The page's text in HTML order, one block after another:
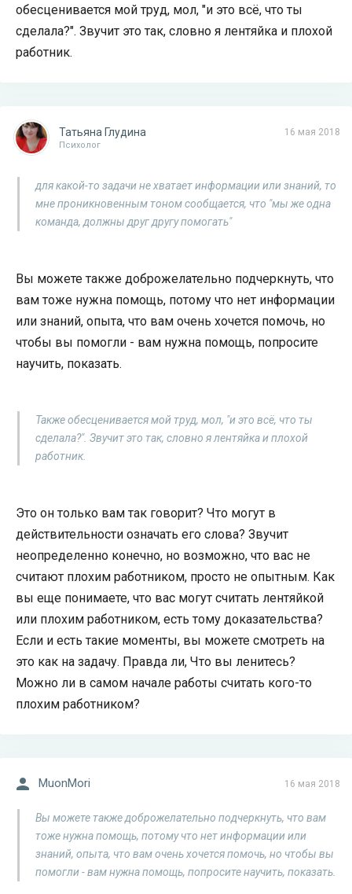
обесценивается мой труд, мол, "и это всё, что ты
сделала?". Звучит это так, словно я лентяйка и плохой
работник.
16 мая 2018
Татьяна Глудина
Психолог
для какой-то задачи не хватает информации или знаний, то
мне проникновенным тоном сообщается, что "мы же одна
команда, должны друг другу помогать"
Вы можете также доброжелательно подчеркнуть, что
вам тоже нужна помощь, потому что нет информации
или знаний, опыта, что вам очень хочется помочь, но
чтобы вы помогли - вам нужна помощь, попросите
научить, показать.
Также обесценивается мой труд, мол, "и это всё, что ты
сделала?". Звучит это так, словно я лентяйка и плохой
работник.
Это он только вам так говорит? Что могут в
действительности означать его слова? Звучит
неопределенно конечно, но возможно, что вас не
считают плохим работником, просто не опытным. Как
вы еще понимаете, что вас могут считать лентяйкой
или плохим работником, есть тому доказательства?
Если и есть такие моменты, вы можете смотреть на
это как на задачу. Правда ли, Что вы ленитесь?
Можно ли в самом начале работы считать кого-то
плохим работником?
16 мая 2018
MuonMori
Вы можете также доброжелательно подчеркнуть, что вам
тоже нужна помощь, потому что нет информации или
знаний, опыта, что вам очень хочется помочь, но чтобы вы
помогли - вам нужна помощь, попросите научить, показать.